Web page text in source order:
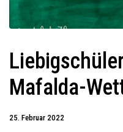
Mafalda-
25. Februar 2022